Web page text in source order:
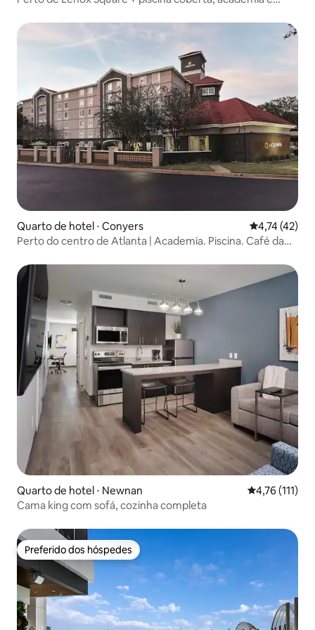
Quarto de hotel ⋅ Conyers 4,74 de uma
4,74 (42)
Perto do centro de Atlanta | Academia. Piscina. Café da
Quarto de hotel ⋅ Newnan 4,76 de uma
4,76 (111)
Cama king com sofá, cozinha completa
Preferido dos hóspedes
Preferido dos hóspedes